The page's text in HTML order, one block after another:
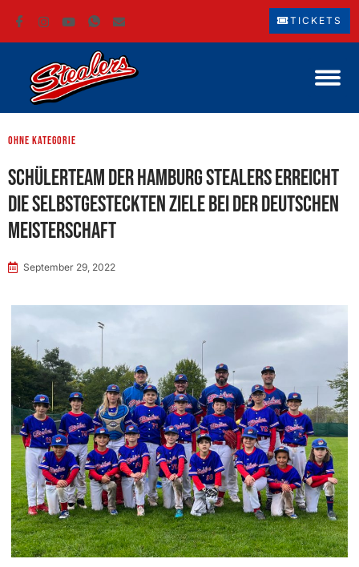
TICKETS
ohne Kategorie
Schülerteam der Hamburg Stealers erreicht
die selbstgesteckten Ziele bei der deutschen
Meisterschaft
September 29, 2022